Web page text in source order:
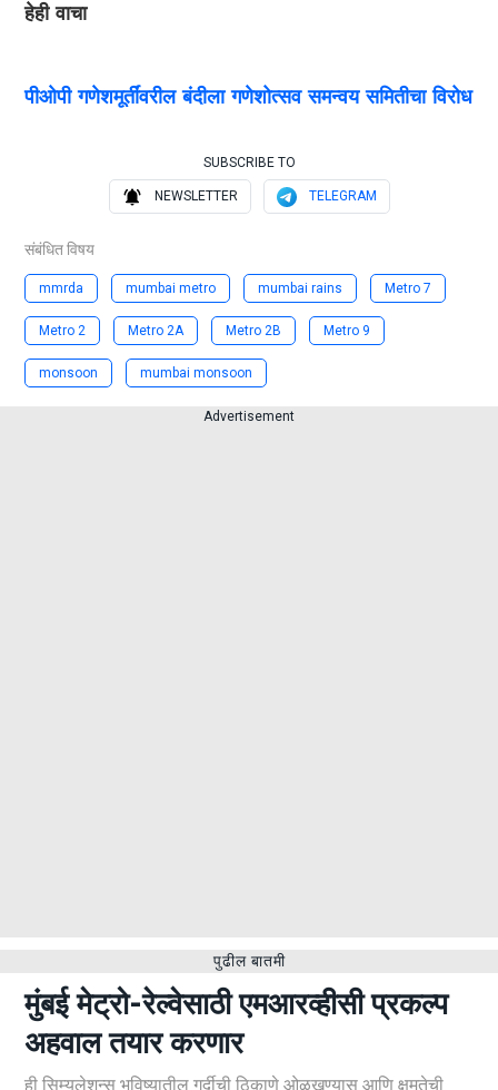
हेही वाचा
पीओपी गणेशमूर्तींवरील बंदीला गणेशोत्सव समन्वय समितीचा विरोध
SUBSCRIBE TO
NEWSLETTER TELEGRAM
संबंधित विषय
mmrda mumbai metro mumbai rains Metro 7
Metro 2 Metro 2A Metro 2B Metro 9
monsoon mumbai monsoon
Advertisement
पुढील बातमी
मुंबई मेट्रो-रेल्वेसाठी एमआरव्हीसी प्रकल्प
अहवाल तयार करणार
ही सिम्युलेशन्स भविष्यातील गर्दीची ठिकाणे ओळखण्यास आणि क्षमतेची